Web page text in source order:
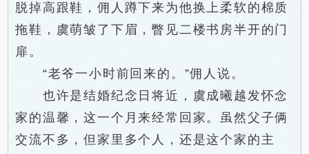
脱掉高跟鞋，佣人蹲下来为他换上柔软的棉质
拖鞋，虞萌皱了下眉，瞥见二楼书房半开的门
扉。
“老爷一小时前回来的。”佣人说。
也许是结婚纪念日将近，虞成曦越发怀念
家的温馨，这一个月来经常回家。虽然父子俩
交流不多，但家里多个人，还是这个家的主